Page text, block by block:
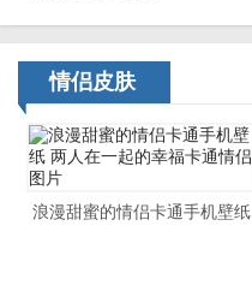
情侣皮肤
浪漫甜蜜的情侣卡通手机壁纸